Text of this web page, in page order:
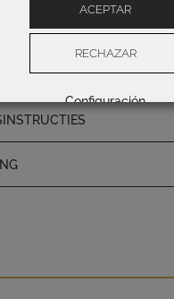
van de natuur op haar
die een eerbetoon is aan
van een tuin vol gratie,
ACEPTAR
RECHAZAR
Configuración